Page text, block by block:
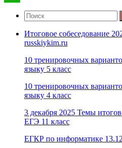
WhatsApp
Итоговое собеседование
russkiykim.ru
10 тренировочных
языку 5 класс
10 тренировочных
языку 4 класс
3 декабря 2025 Темы
ЕГЭ 11 класс
ЕГКР по информатике